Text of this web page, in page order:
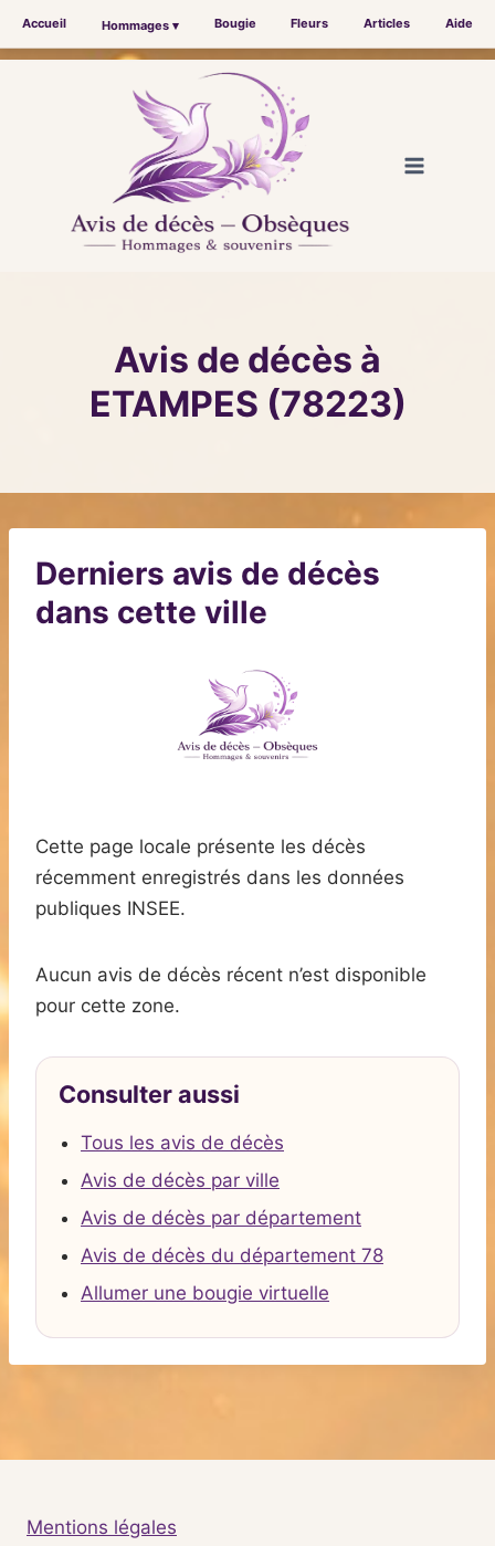
Accueil Hommages ▾ Bougie Fleurs Articles Aide
Avis de décès à
ETAMPES (78223)
Derniers avis de décès
dans cette ville
Cette page locale présente les décès
récemment enregistrés dans les données
publiques INSEE.
Aucun avis de décès récent n’est disponible
pour cette zone.
Consulter aussi
Tous les avis de décès
Avis de décès par ville
Avis de décès par département
Avis de décès du département 78
Allumer une bougie virtuelle
Mentions légales